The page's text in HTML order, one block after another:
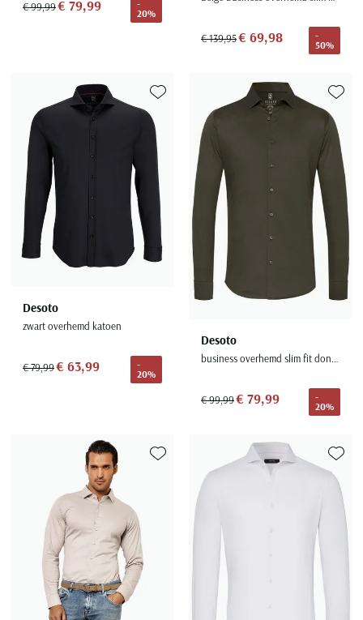
€ 99,99€ 79,99
-
20%
€ 139,95€ 69,98
-
50%
Desoto
zwart overhemd katoen
€ 79,99€ 63,99
-
20%
Toevoegen aan favorieten
Desoto
business overhemd slim fit donkergroen effen katoen
€ 99,99€ 79,99
-
20%
Toevoegen aan favorieten